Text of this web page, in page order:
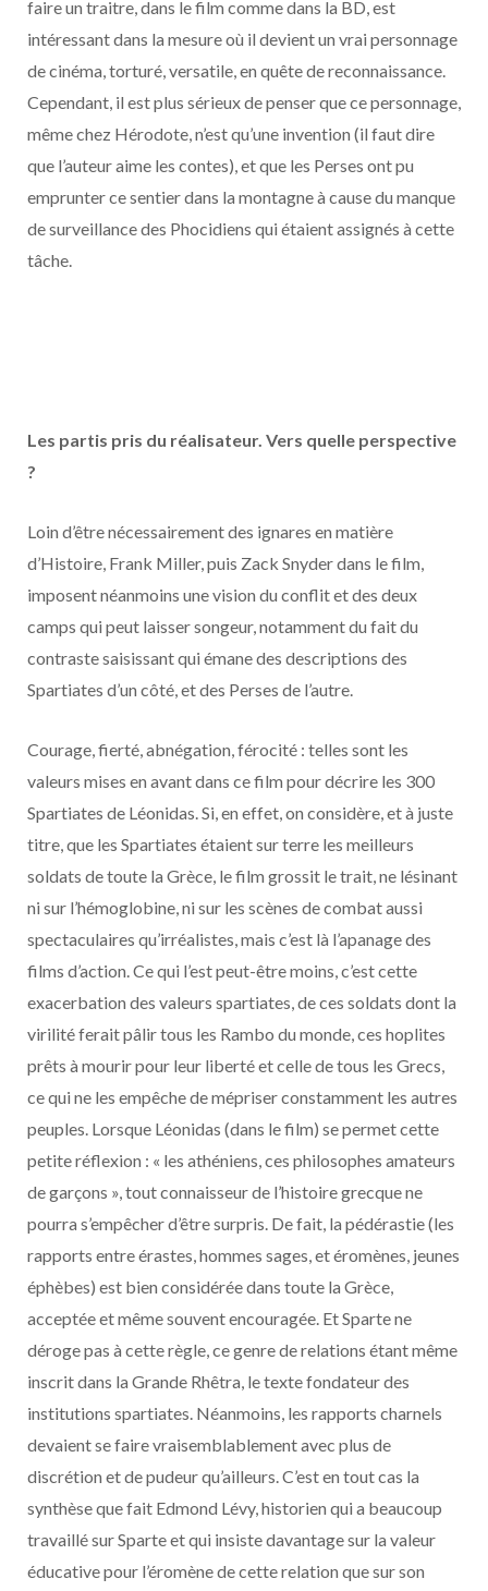
faire un traitre, dans le film comme dans la BD, est
intéressant dans la mesure où il devient un vrai personnage
de cinéma, torturé, versatile, en quête de reconnaissance.
Cependant, il est plus sérieux de penser que ce personnage,
même chez Hérodote, n’est qu’une invention (il faut dire
que l’auteur aime les contes), et que les Perses ont pu
emprunter ce sentier dans la montagne à cause du manque
de surveillance des Phocidiens qui étaient assignés à cette
tâche.
Les partis pris du réalisateur. Vers quelle perspective
?
Loin d’être nécessairement des ignares en matière
d’Histoire, Frank Miller, puis Zack Snyder dans le film,
imposent néanmoins une vision du conflit et des deux
camps qui peut laisser songeur, notamment du fait du
contraste saisissant qui émane des descriptions des
Spartiates d’un côté, et des Perses de l’autre.
Courage, fierté, abnégation, férocité : telles sont les
valeurs mises en avant dans ce film pour décrire les 300
Spartiates de Léonidas. Si, en effet, on considère, et à juste
titre, que les Spartiates étaient sur terre les meilleurs
soldats de toute la Grèce, le film grossit le trait, ne lésinant
ni sur l’hémoglobine, ni sur les scènes de combat aussi
spectaculaires qu’irréalistes, mais c’est là l’apanage des
films d’action. Ce qui l’est peut-être moins, c’est cette
exacerbation des valeurs spartiates, de ces soldats dont la
virilité ferait pâlir tous les Rambo du monde, ces hoplites
prêts à mourir pour leur liberté et celle de tous les Grecs,
ce qui ne les empêche de mépriser constamment les autres
peuples. Lorsque Léonidas (dans le film) se permet cette
petite réflexion : « les athéniens, ces philosophes amateurs
de garçons », tout connaisseur de l’histoire grecque ne
pourra s’empêcher d’être surpris. De fait, la pédérastie (les
rapports entre érastes, hommes sages, et éromènes, jeunes
éphèbes) est bien considérée dans toute la Grèce,
acceptée et même souvent encouragée. Et Sparte ne
déroge pas à cette règle, ce genre de relations étant même
inscrit dans la Grande Rhêtra, le texte fondateur des
institutions spartiates. Néanmoins, les rapports charnels
devaient se faire vraisemblablement avec plus de
discrétion et de pudeur qu’ailleurs. C’est en tout cas la
synthèse que fait Edmond Lévy, historien qui a beaucoup
travaillé sur Sparte et qui insiste davantage sur la valeur
éducative pour l’éromène de cette relation que sur son